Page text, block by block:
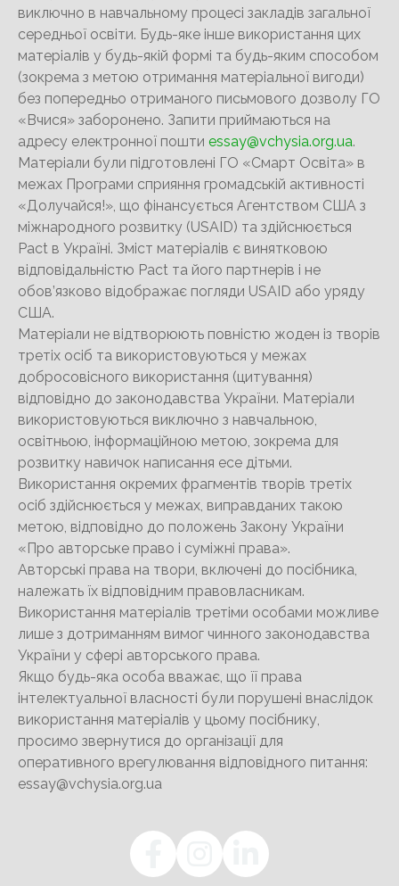
виключно в навчальному процесі закладів загальної
середньої освіти. Будь-яке інше використання цих
матеріалів у будь-якій формі та будь-яким способом
(зокрема з метою отримання матеріальної вигоди)
без попередньо отриманого письмового дозволу ГО
«Вчися» заборонено. Запити приймаються на
адресу електронної пошти essay@vchysia.org.ua.
Матеріали були підготовлені ГО «Смарт Освіта» в
межах Програми сприяння громадській активності
«Долучайся!», що фінансується Агентством США з
міжнародного розвитку (USAID) та здійснюється
Pact в Україні. Зміст матеріалів є винятковою
відповідальністю Pact та його партнерів і не
обов’язково відображає погляди USAID або уряду
США.
Матеріали не відтворюють повністю жоден із творів
третіх осіб та використовуються у межах
добросовісного використання (цитування)
відповідно до законодавства України. Матеріали
використовуються виключно з навчальною,
освітньою, інформаційною метою, зокрема для
розвитку навичок написання есе дітьми.
Використання окремих фрагментів творів третіх
осіб здійснюється у межах, виправданих такою
метою, відповідно до положень Закону України
«Про авторське право і суміжні права».
Авторські права на твори, включені до посібника,
належать їх відповідним правовласникам.
Використання матеріалів третіми особами можливе
лише з дотриманням вимог чинного законодавства
України у сфері авторського права.
Якщо будь-яка особа вважає, що її права
інтелектуальної власності були порушені внаслідок
використання матеріалів у цьому посібнику,
просимо звернутися до організації для
оперативного врегулювання відповідного питання:
essay@vchysia.org.ua